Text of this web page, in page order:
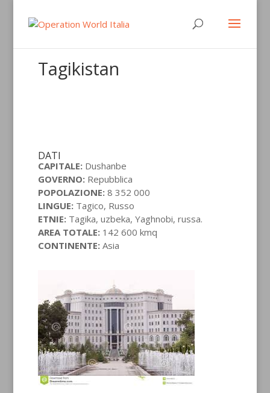
Tagikistan
DATI
CAPITALE:Dushanbe
GOVERNO:Repubblica
POPOLAZIONE:8 352 000
LINGUE:Tagico, Russo
ETNIE:Tagika, uzbeka, Yaghnobi, russa.
AREA TOTALE:142 600 kmq
CONTINENTE:Asia